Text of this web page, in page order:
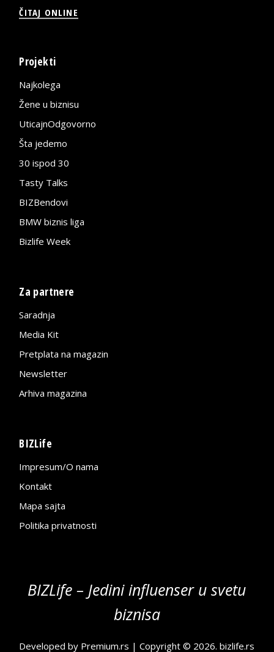
ČITAJ ONLINE
Projekti
Najkolega
Žene u biznisu
UticajnOdgovorno
Šta jedemo
30 ispod 30
Tasty Talks
BIZBendovi
BMW biznis liga
Bizlife Week
Za partnere
Saradnja
Media Kit
Pretplata na magazin
Newsletter
Arhiva magazina
BIZLife
Impresum/O nama
Kontakt
Mapa sajta
Politika privatnosti
BIZLife – Jedini influenser u svetu
biznisa
Developed by Premium.rs | Copyright © 2026.bizlife.rs